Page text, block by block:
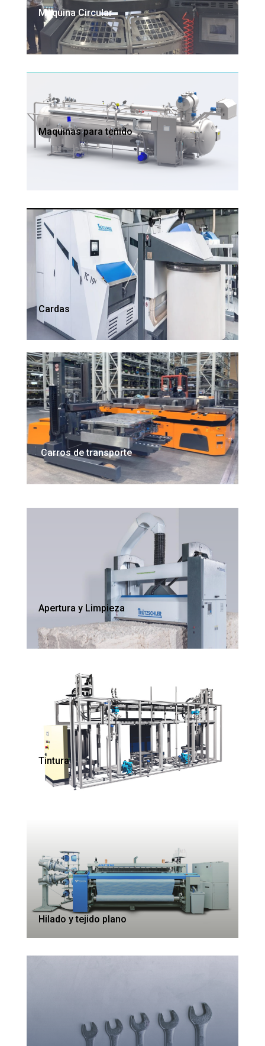
Maquina Circular
Maquinas para teñido
Cardas
Carros de transporte
Apertura y Limpieza
Tintura
Hilado y tejido plano